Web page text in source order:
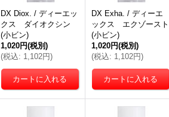
DX Diox. / ディーエッ
クス ダイオクシン
(小ビン)
1,020円(税別)
(税込: 1,102円)
DX Exha. / ディーエ
ックス エクゾースト
(小ビン)
1,020円(税別)
(税込: 1,102円)